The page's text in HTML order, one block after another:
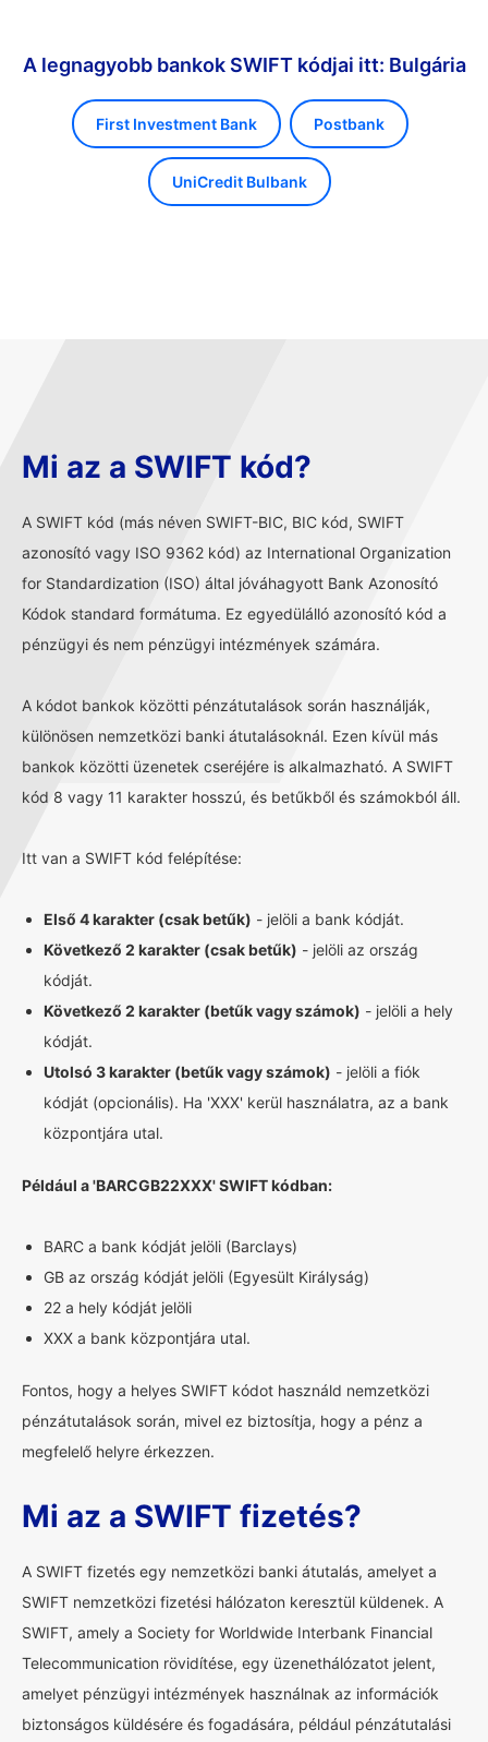
A legnagyobb bankok SWIFT kódjai itt: Bulgária
First Investment Bank Postbank
UniCredit Bulbank
Mi az a SWIFT kód?
A SWIFT kód (más néven SWIFT-BIC, BIC kód, SWIFT
azonosító vagy ISO 9362 kód) az International Organization
for Standardization (ISO) által jóváhagyott Bank Azonosító
Kódok standard formátuma. Ez egyedülálló azonosító kód a
pénzügyi és nem pénzügyi intézmények számára.
A kódot bankok közötti pénzátutalások során használják,
különösen nemzetközi banki átutalásoknál. Ezen kívül más
bankok közötti üzenetek cseréjére is alkalmazható. A SWIFT
kód 8 vagy 11 karakter hosszú, és betűkből és számokból áll.
Itt van a SWIFT kód felépítése:
Első 4 karakter (csak betűk) - jelöli a bank kódját.
Következő 2 karakter (csak betűk) - jelöli az ország
kódját.
Következő 2 karakter (betűk vagy számok) - jelöli a hely
kódját.
Utolsó 3 karakter (betűk vagy számok) - jelöli a fiók
kódját (opcionális). Ha 'XXX' kerül használatra, az a bank
központjára utal.
Például a 'BARCGB22XXX' SWIFT kódban:
BARC a bank kódját jelöli (Barclays)
GB az ország kódját jelöli (Egyesült Királyság)
22 a hely kódját jelöli
XXX a bank központjára utal.
Fontos, hogy a helyes SWIFT kódot használd nemzetközi
pénzátutalások során, mivel ez biztosítja, hogy a pénz a
megfelelő helyre érkezzen.
Mi az a SWIFT fizetés?
A SWIFT fizetés egy nemzetközi banki átutalás, amelyet a
SWIFT nemzetközi fizetési hálózaton keresztül küldenek. A
SWIFT, amely a Society for Worldwide Interbank Financial
Telecommunication rövidítése, egy üzenethálózatot jelent,
amelyet pénzügyi intézmények használnak az információk
biztonságos küldésére és fogadására, például pénzátutalási